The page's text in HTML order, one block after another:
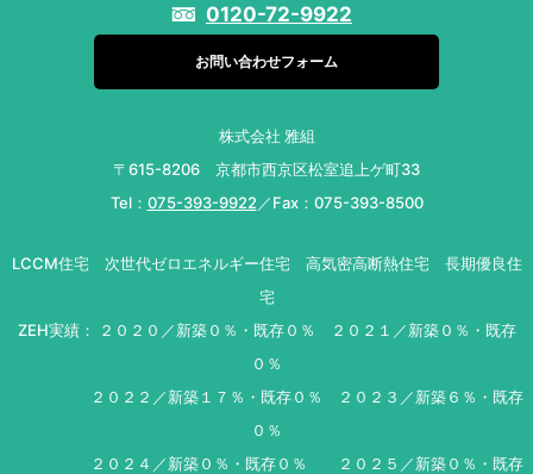
0120-72-9922
お問い合わせフォーム
株式会社 雅組
〒615-8206 京都市西京区松室追上ゲ町33
Tel： 075-393-9922 ／Fax：075-393-8500
LCCM住宅 次世代ゼロエネルギー住宅 高気密高断熱住宅 長期優良住
宅
ZEH実績： ２０２０／新築０％・既存０％ ２０２１／新築０％・既存
０％
２０２２／新築１７％・既存０％ ２０２３／新築６％・既存
０％
２０２４／新築０％・既存０％ ２０２５／新築０％・既存